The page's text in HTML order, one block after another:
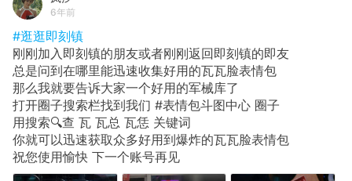
6年前
#逛逛即刻镇
刚刚加入即刻镇的朋友或者刚刚返回即刻镇的即友
总是问到在哪里能迅速收集好用的瓦瓦脸表情包
那么我就要告诉大家一个好用的军械库了
打开圈子搜索栏找到我们 #表情包斗图中心 圈子
用搜索🔍查 瓦 瓦总 瓦恁 关键词
你就可以迅速获取众多好用到爆炸的瓦瓦脸表情包
祝您使用愉快 下一个账号再见